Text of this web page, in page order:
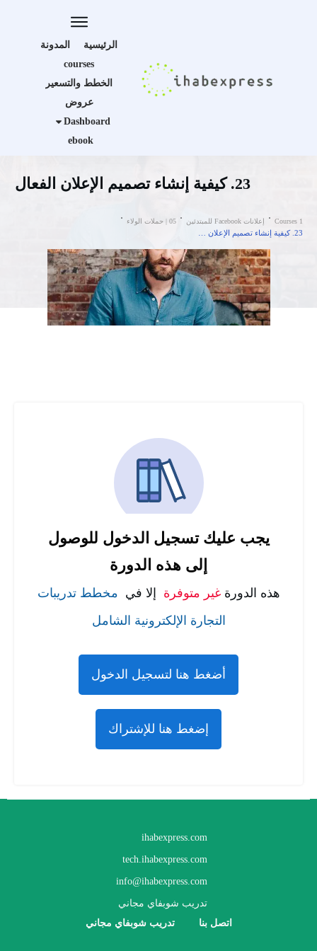
الرئيسية
المدونة
courses
الخطط والتسعير
عروض
Dashboard
ebook
23. كيفية إنشاء تصميم الإعلان الفعال
Courses 1 إعلانات Facebook للمبتدئين 05 | حملات الولاء
يجب عليك تسجيل الدخول للوصول
إلى هذه الدورة
هذه الدورةغير متوفرة إلا في مخطط تدريبات
التجارة الإلكترونية الشامل
أضغط هنا لتسجيل الدخول
إضغط هنا للإشتراك
ihabexpress.com
tech.ihabexpress.com
info@ihabexpress.com
تدريب شوبفاي مجاني
اتصل بنا تدريب شوبفاي مجاني